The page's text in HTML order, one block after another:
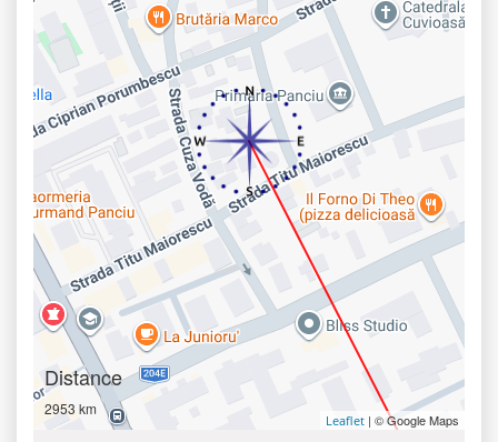
Distance
2953 km
Leaflet | © Google Maps